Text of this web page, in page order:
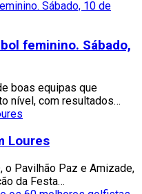
feminino. Sábado,
boas equipas que
nível, com resultados…
Loures
o Pavilhão Paz e Amizade,
da Festa…